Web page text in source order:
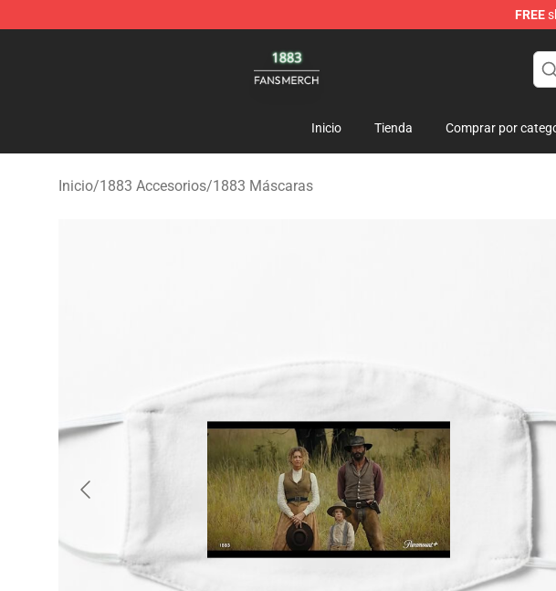
FREE
Inicio Tienda Comprar por
Inicio/1883 Accesorios/1883 Máscaras